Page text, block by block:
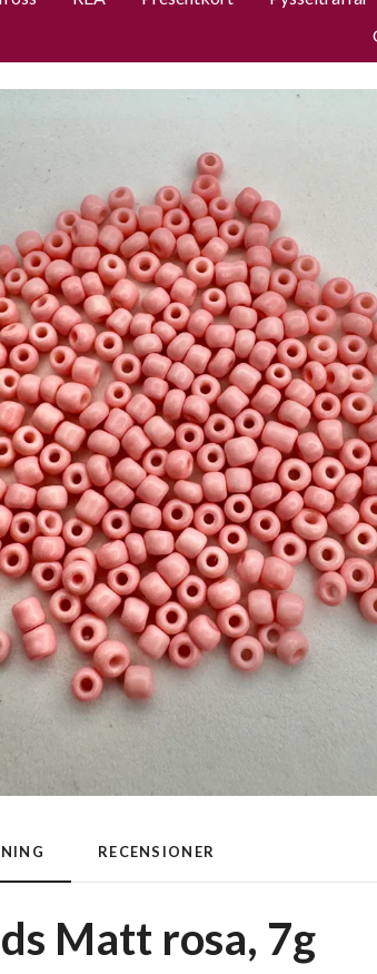
RECENSIONER
Matt rosa, 7g